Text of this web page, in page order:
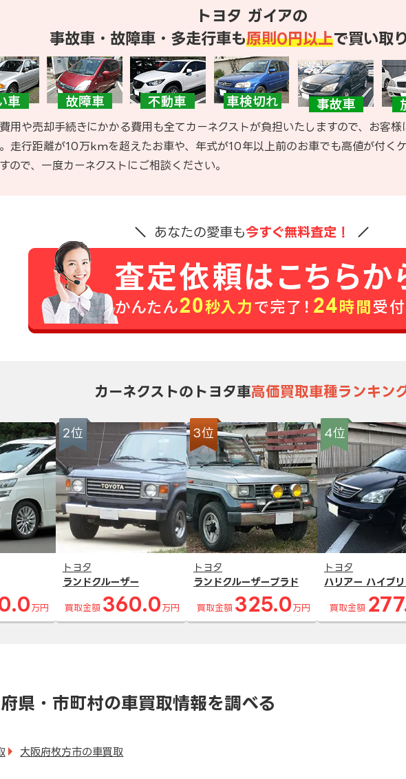
トヨタ ガイアの
事故車・故障車・多走行車も原則0円以上で買い取
用や売却手続きにかかる費用も全てカーネクストが負担いたしますので、お客
走行距離が10万kmを超えたお車や、年式が10年以上前のお車でも高値が付く
ので、一度カーネクストにご相談ください。
あなたの愛車も今すぐ無料査定！
カーネクストのトヨタ車高価買取車種ランキン
万円
2位
トヨタ
ランドクルーザー
買取金額 360.0 万円
3位
トヨタ
ランドクルーザープラド
買取金額 325.0 万円
4位
トヨタ
ハリアー ハイブ
買取金額
県・市町村の車買取情報を調べる
大阪府枚方市の車買取